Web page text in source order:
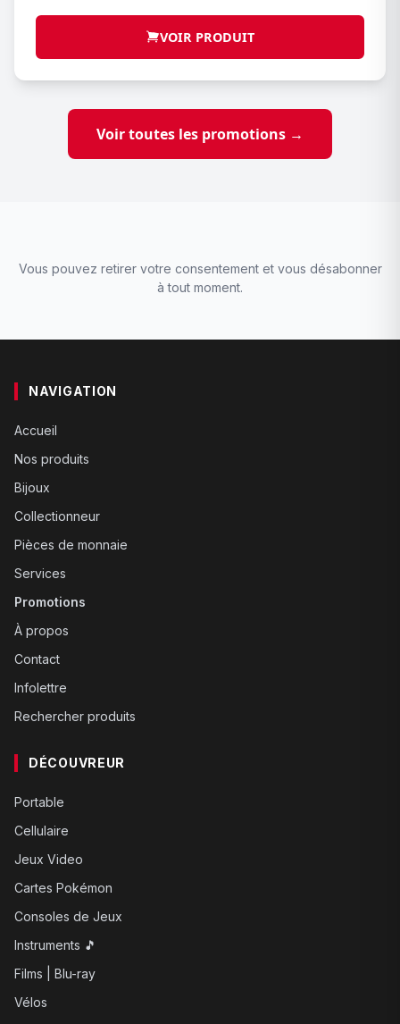
VOIR PRODUIT
Voir toutes les promotions →
Vous pouvez retirer votre consentement et vous désabonner
à tout moment.
NAVIGATION
Accueil
Nos produits
Bijoux
Collectionneur
Pièces de monnaie
Services
Promotions
À propos
Contact
Infolettre
Rechercher produits
DÉCOUVREUR
Portable
Cellulaire
Jeux Video
Cartes Pokémon
Consoles de Jeux
Instruments 🎵
Films | Blu-ray
Vélos